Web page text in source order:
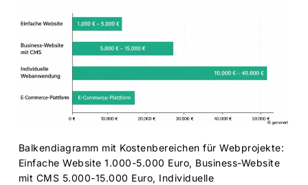
Balkendiagramm mit Kostenbereichen für Webprojekte:
Einfache Website 1.000-5.000 Euro, Business-Website
mit CMS 5.000-15.000 Euro, Individuelle